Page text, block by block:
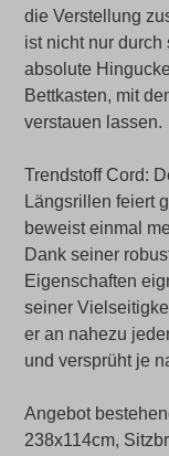
die Verstellung
ist nicht nur
absolute
Bettkasten, mit
verstauen lassen.
Trendstoff Cord:
Längsrillen feiert
beweist einmal
Dank seiner
Eigenschaften
seiner
er an nahezu
und versprüht je
Angebot
238x114cm,